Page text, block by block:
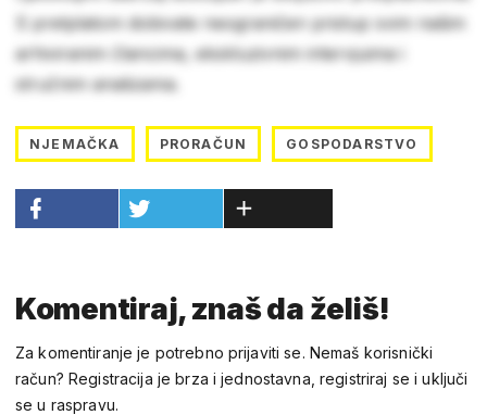
S pretplatom dobivate neograničen pristup svim našim
arhiviranim člancima, ekskluzivnim intervjuima i
stručnim analizama.
NJEMAČKA PRORAČUN GOSPODARSTVO
Komentiraj, znaš da želiš!
Za komentiranje je potrebno prijaviti se. Nemaš korisnički
račun? Registracija je brza i jednostavna, registriraj se i uključi
se u raspravu.